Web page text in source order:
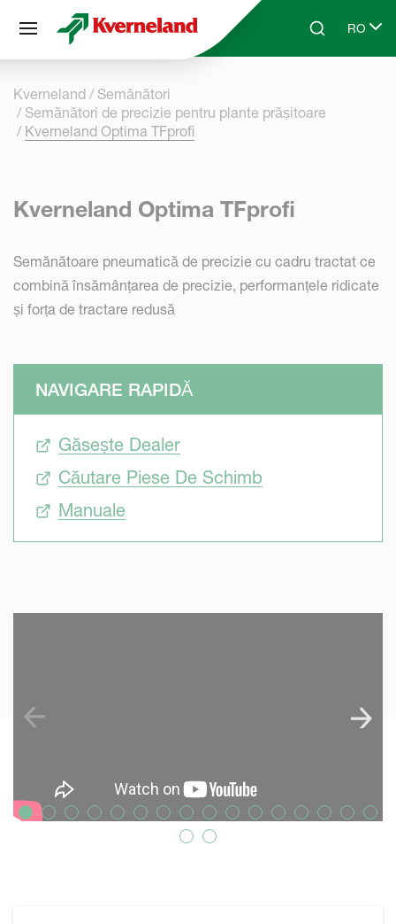
Skip to main contentSearchRO
Select
Kverneland
Semănători
Semănători de precizie pentru plante prășitoare
Kverneland Optima TFprofi
Kverneland Optima TFprofi
Semănătoare pneumatică de precizie cu cadru tractat ce
combină însămânțarea de precizie, performanțele ridicate
și forța de tractare redusă
NAVIGARE RAPIDĂ
Găsește Dealer
Căutare Piese De Schimb
Manuale
Panoul de gestionare a panourilor cookie